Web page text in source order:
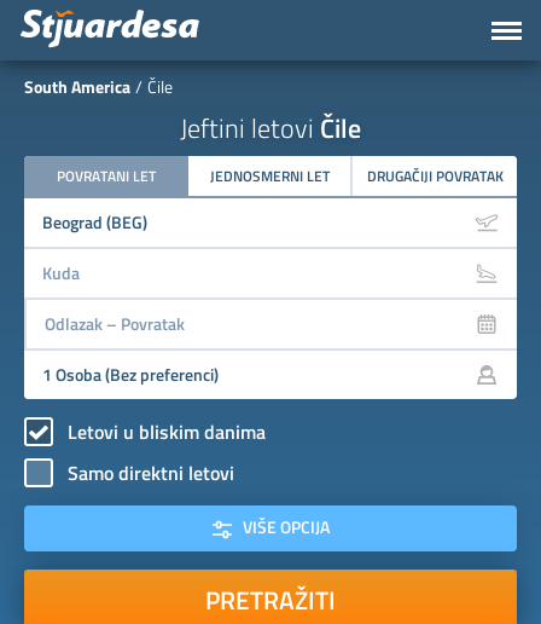
South America Čile
Jeftini letovi Čile
POVRATANI LET JEDNOSMERNI LET DRUGAČIJI POVRATAK
Letovi u bliskim danima
Samo direktni letovi
VIŠE OPCIJA
PRETRAŽITI